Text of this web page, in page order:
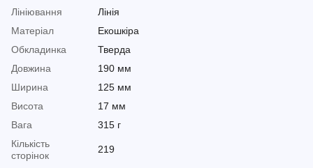
Лініювання
Лінія
Матеріал
Екошкіра
Обкладинка
Тверда
Довжина
190 мм
Ширина
125 мм
Висота
17 мм
Вага
315 г
Кількість
сторінок
219